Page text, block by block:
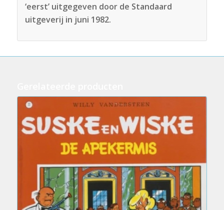
‘eerst’ uitgegeven door de Standaard
uitgeverij in juni 1982.